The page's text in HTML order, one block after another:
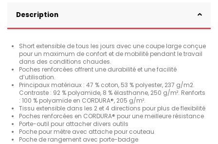
Description
Short extensible de tous les jours avec une coupe large conçue
pour un maximum de confort et de mobilité pendant le travail
dans des conditions chaudes.
Poches renforcées offrent une durabilité et une facilité
d’utilisation.
Principaux matériaux : 47 % coton, 53 % polyester, 237 g/m2.
Contraste : 92 % polyamide, 8 % élasthanne, 250 g/m². Renforts
: 100 % polyamide en CORDURA®, 205 g/m².
Tissu extensible dans les 2 et 4 directions pour plus de flexibilité
Poches renforcées en CORDURA® pour une meilleure résistance
Porte-outil pour attacher divers outils
Poche pour mètre avec attache pour couteau
Poche de rangement avec porte-badge